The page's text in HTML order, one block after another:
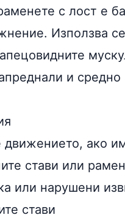
с лост е
Използва
и
движението, ако
стави или
или нарушени
стави